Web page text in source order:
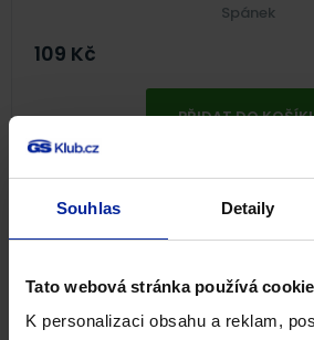
Souhlas Detaily
Tato webová stránka používá
K personalizaci obsahu a reklam,
Spánek
109 Kč
PŘIDAT DO